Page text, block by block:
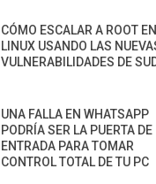
CÓMO ESCALAR A ROOT EN
LINUX USANDO LAS
VULNERABILIDADES DE
UNA FALLA EN WHATSAPP
PODRÍA SER LA PUERTA DE
ENTRADA PARA TOMAR
CONTROL TOTAL DE TU PC